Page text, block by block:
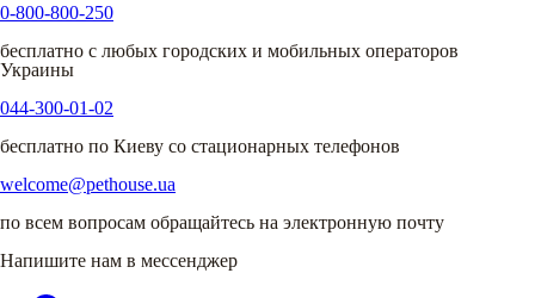
0-800-800-250
бесплатно с любых городских и мобильных операторов
Украины
044-300-01-02
бесплатно по Киеву со стационарных телефонов
welcome@pethouse.ua
по всем вопросам обращайтесь на электронную почту
Напишите нам в мессенджер